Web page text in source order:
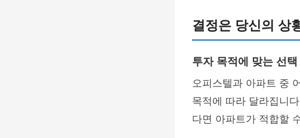
결정은 당신의 상
투자 목적에 맞는 선택
오피스텔과 아파트 중
목적에 따라 달라집니
다면 아파트가 적합할